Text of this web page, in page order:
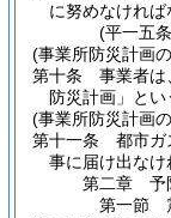
に努めなければ
(平一五
(事業所防災計画
第十条
事業者は
防災計画」とい
(事業所防災計画
第十一条
都市ガ
事に届け出なけ
第二章
予
第一節